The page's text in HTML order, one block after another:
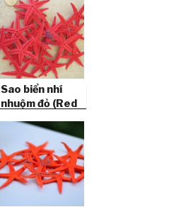
Sao biển nhí
nhuộm đỏ (Red